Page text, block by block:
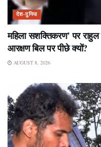
देश-दुनिया
महिला सशक्तिकरण’ पर
आरक्षण बिल पर पीछे क्यों?
AUGUST 8, 2026